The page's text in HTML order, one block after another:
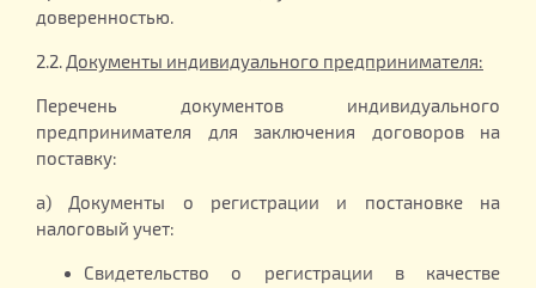
доверенностью.
2.2.Документы индивидуального предпринимателя:
Перечень документов индивидуального
предпринимателя для заключения договоров на
поставку:
а) Документы о регистрации и постановке на
налоговый учет:
Свидетельство о регистрации в качестве